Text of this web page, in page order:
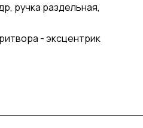
ручка раздельная,
- эксцентрик